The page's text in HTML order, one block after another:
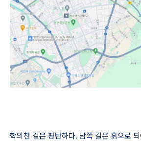
학의천 길은 평탄하다. 남쪽 길은 흙으로